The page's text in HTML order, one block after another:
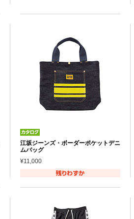
江坂ジーンズ・ボーダーポケットデニ
ムバッグ
¥11,000